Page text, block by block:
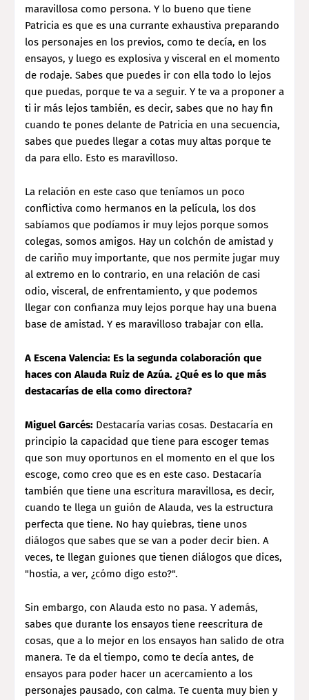
maravillosa como persona. Y lo bueno que tiene
Patricia es que es una currante exhaustiva preparando
los personajes en los previos, como te decía, en los
ensayos, y luego es explosiva y visceral en el momento
de rodaje. Sabes que puedes ir con ella todo lo lejos
que puedas, porque te va a seguir. Y te va a proponer a
ti ir más lejos también, es decir, sabes que no hay fin
cuando te pones delante de Patricia en una secuencia,
sabes que puedes llegar a cotas muy altas porque te
da para ello. Esto es maravilloso.
La relación en este caso que teníamos un poco
conflictiva como hermanos en la película, los dos
sabíamos que podíamos ir muy lejos porque somos
colegas, somos amigos. Hay un colchón de amistad y
de cariño muy importante, que nos permite jugar muy
al extremo en lo contrario, en una relación de casi
odio, visceral, de enfrentamiento, y que podemos
llegar con confianza muy lejos porque hay una buena
base de amistad. Y es maravilloso trabajar con ella.
A Escena Valencia: Es la segunda colaboración que
haces con Alauda Ruiz de Azúa. ¿Qué es lo que más
destacarías de ella como directora?
Miguel Garcés: Destacaría varias cosas. Destacaría en
principio la capacidad que tiene para escoger temas
que son muy oportunos en el momento en el que los
escoge, como creo que es en este caso. Destacaría
también que tiene una escritura maravillosa, es decir,
cuando te llega un guión de Alauda, ves la estructura
perfecta que tiene. No hay quiebras, tiene unos
diálogos que sabes que se van a poder decir bien. A
veces, te llegan guiones que tienen diálogos que dices,
"hostia, a ver, ¿cómo digo esto?".
Sin embargo, con Alauda esto no pasa. Y además,
sabes que durante los ensayos tiene reescritura de
cosas, que a lo mejor en los ensayos han salido de otra
manera. Te da el tiempo, como te decía antes, de
ensayos para poder hacer un acercamiento a los
personajes pausado, con calma. Te cuenta muy bien y